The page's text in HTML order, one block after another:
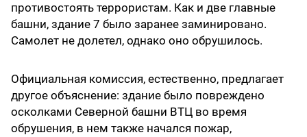
противостоять террористам. Как и две главные
башни, здание 7 было заранее заминировано.
Самолет не долетел, однако оно обрушилось.
Официальная комиссия, естественно, предлагает
другое объяснение: здание было повреждено
осколками Северной башни ВТЦ во время
обрушения, в нем также начался пожар,